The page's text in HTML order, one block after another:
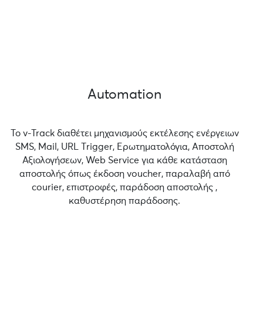
Automation
Το v-Track διαθέτει μηχανισμούς εκτέλεσης ενέργειων
SMS, Mail, URL Τrigger, Ερωτηματολόγια, Αποστολή
Αξιολογήσεων, Web Service για κάθε κατάσταση
αποστολής όπως έκδοση voucher, παραλαβή από
courier, επιστροφές, παράδοση αποστολής ,
καθυστέρηση παράδοσης.